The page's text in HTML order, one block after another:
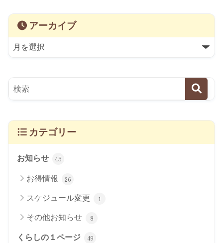
アーカイブ
カテゴリー
お知らせ 45
お得情報 26
スケジュール変更 1
その他お知らせ 8
くらしの１ページ 49